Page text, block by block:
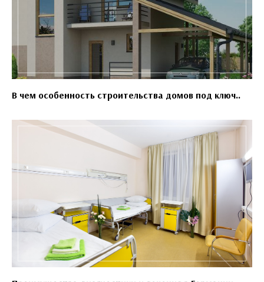
В чем особенность строительства домов под ключ..